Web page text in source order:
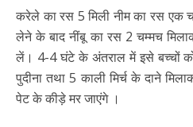
करेले का रस 5 मिली नीम का रस एक
लेने के बाद नींबू का रस 2 चम्मच
लें। 4-4 घंटे के अंतराल में इसे बच्चों
पुदीना तथा 5 काली मिर्च के दाने
पेट के कीड़े मर जाएंगे ।